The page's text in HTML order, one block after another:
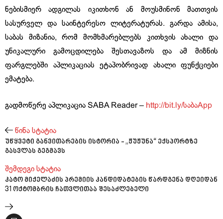
ნებისმიერ ადგილას იკითხონ ან მოუსმინონ მათთვის
სასურველ და საინტერესო ლიტერატურას. გარდა ამისა,
საბას მიზანია, რომ მომხმარებლებს კითხვის ახალი და
უნიკალური გამოცდილება შესთავაზოს და ამ მიზნის
ფარგლებში აპლიკაციას ეტაპობრივად ახალი ფუნქციები
ემატება.
გადმოწერე აპლიკაცია SABA Reader – http://bit.ly/საბაApp
წინა სტატია
უწყვეტი განვითარების ისტორია - „ჟუჟუნა“ ექსპორტზე
გასვლას გეგმავს
შემდეგი სტატია
კატო მიქელაძის პრემიის კანდიდატების წარდგენა დღეიდან
31 ოქტომბრის ჩათვლითაა შესაძლებელი